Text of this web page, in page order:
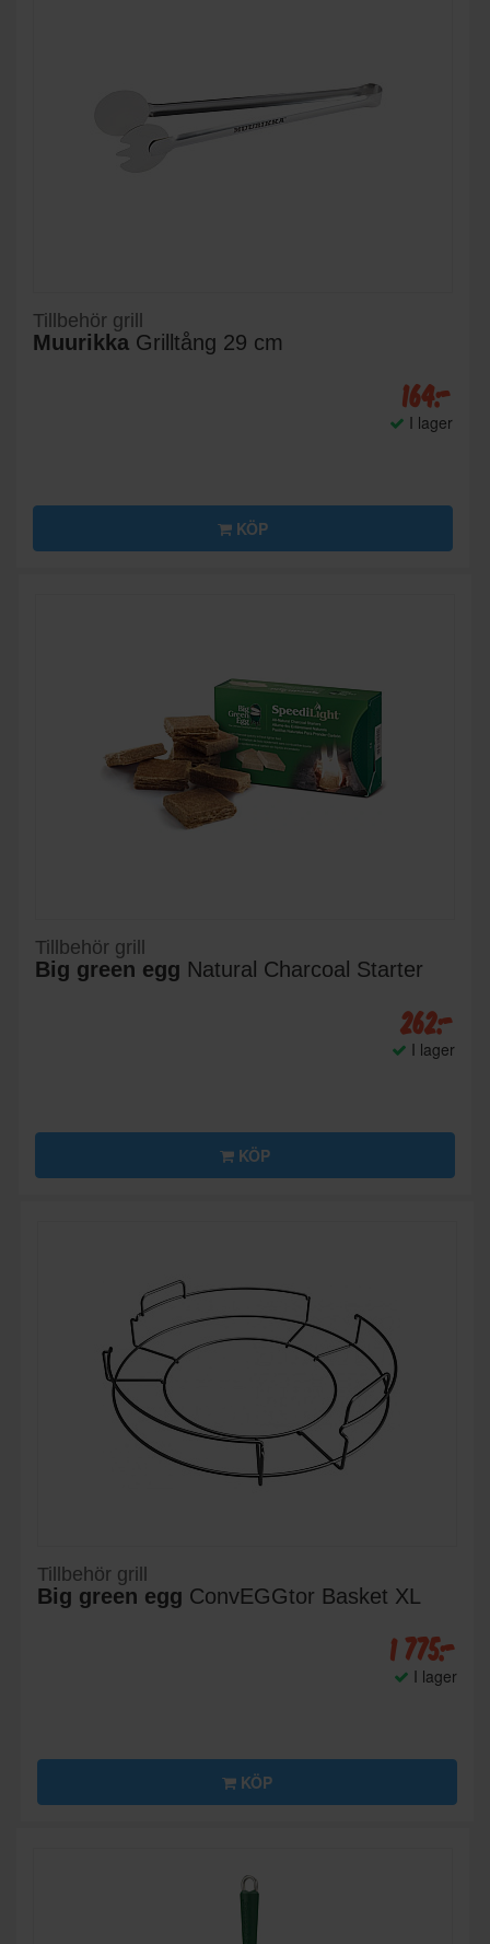
Tillbehör grill
Muurikka Grilltång 29 cm
164:-
I lager
KÖP
Tillbehör grill
Big green egg Natural Charcoal Starter
262:-
I lager
KÖP
Tillbehör grill
Big green egg ConvEGGtor Basket XL
1 775:-
I lager
KÖP